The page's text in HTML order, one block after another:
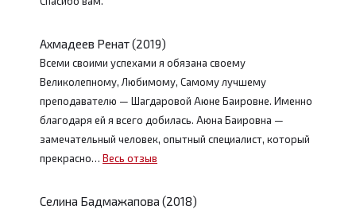
Ахмадеев Ренат (2019)
Всеми своими успехами я обязана своему
Великолепному, Любимому, Самому лучшему
преподавателю — Шагдаровой Аюне Баировне. Именно
благодаря ей я всего добилась. Аюна Баировна —
замечательный человек, опытный специалист, который
прекрасно… Весь отзыв
Селина Бадмажапова (2018)